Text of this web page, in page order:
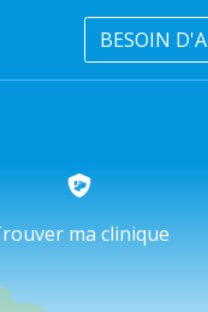
BESOIN
ma clinique